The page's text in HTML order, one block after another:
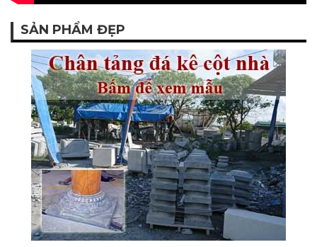
SẢN PHẨM ĐẸP